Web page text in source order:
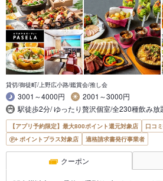
貸切/御徒町/上野広小路/鑑賞会/推し会
3001～4000円
2001～3000円
駅徒歩2分/ ゆったり贅沢個室/全230種飲み放
【アプリ予約限定】最大800ポイント還元対象店
口コ
ポイントプラス対象店
適格請求書発行事業者
クーポン